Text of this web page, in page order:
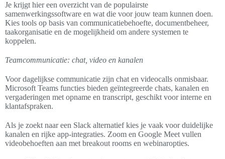
Je krijgt hier een overzicht van de populairste
samenwerkingssoftware en wat die voor jouw team kunnen doen.
Kies tools op basis van communicatiebehoefte, documentbeheer,
taakorganisatie en de mogelijkheid om andere systemen te
koppelen.
Teamcommunicatie: chat, video en kanalen
Voor dagelijkse communicatie zijn chat en videocalls onmisbaar.
Microsoft Teams functies bieden geïntegreerde chats, kanalen en
vergaderingen met opname en transcript, geschikt voor interne en
klantafspraken.
Als je zoekt naar een Slack alternatief kies je vaak voor duidelijke
kanalen en rijke app-integraties. Zoom en Google Meet vullen
videobehoeften aan met breakout rooms en webinaropties.